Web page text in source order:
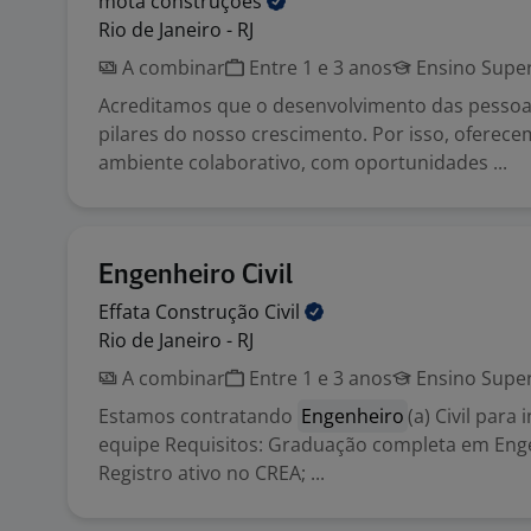
Rio de Janeiro - RJ
A combinar
Entre 1 e 3 anos Ensino
Acreditamos que o desenvolvimento das
pilares do nosso crescimento. Por isso,
ambiente colaborativo, com oportunidades ...
Engenheiro Civil
Effata Construção Civil
Rio de Janeiro - RJ
A combinar
Entre 1 e 3 anos Ensino
Estamos contratando Engenheiro(a) Civil para
equipe Requisitos: Graduação completa em
Registro ativo no CREA; ...